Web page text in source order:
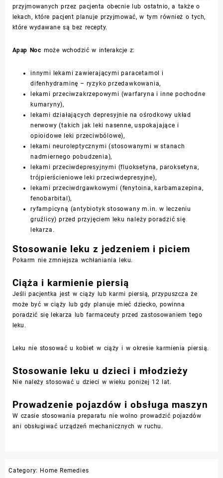
przyjmowanych przez pacjenta obecnie lub ostatnio, a także o
lekach, które pacjent planuje przyjmować, w tym również o tych,
które wydawane są bez recepty.
Apap Noc może wchodzić w interakcje z:
innymi lekami zawierającymi paracetamol i
difenhydraminę – ryzyko przedawkowania,
lekami przeciwzakrzepowymi (warfaryna i inne pochodne
kumaryny),
lekami działających depresyjnie na ośrodkowy układ
nerwowy (takich jak leki nasenne, uspokajające i
opioidowe leki przeciwbólowe),
lekami neuroleptycznymi (stosowanymi w stanach
nadmiernego pobudzenia),
lekami przeciwdepresyjnymi (fluoksetyna, paroksetyna,
trójpierścieniowe leki przeciwdepresyjne),
lekami przeciwdrgawkowymi (fenytoina, karbamazepina,
fenobarbital),
ryfampicyną (antybiotyk stosowany m.in. w leczeniu
gruźlicy) przed przyjęciem leku należy poradzić się
lekarza.
Stosowanie leku z jedzeniem i piciem
Pokarm nie zmniejsza wchłaniania leku.
Ciąża i karmienie piersią
Jeśli pacjentka jest w ciąży lub karmi piersią, przypuszcza że
może być w ciąży lub gdy planuje mieć dziecko, powinna
poradzić się lekarza lub farmaceuty przed zastosowaniem tego
leku.
Leku nie stosować u kobiet w ciąży i w okresie karmienia piersią.
Stosowanie leku u dzieci i młodzieży
Nie należy stosować u dzieci w wieku poniżej 12 lat.
Prowadzenie pojazdów i obsługa maszyn
W czasie stosowania preparatu nie wolno prowadzić pojazdów
ani obsługiwać urządzeń mechanicznych w ruchu.
Category: Home Remedies